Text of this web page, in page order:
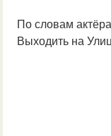
По словам
Выходить на